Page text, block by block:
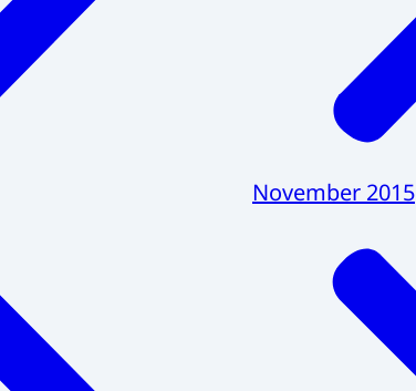
November 2015